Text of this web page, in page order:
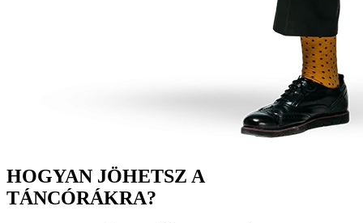
HOGYAN JÖHETSZ A
TÁNCÓRÁKRA?